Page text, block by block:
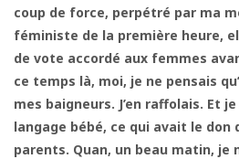
coup de force, perpétré par ma
féministe de la première heure,
de vote accordé aux femmes
ce temps là, moi, je ne pensais
mes baigneurs. J’en raffolais. Et
langage bébé, ce qui avait le don
parents. Quan, un beau matin, je